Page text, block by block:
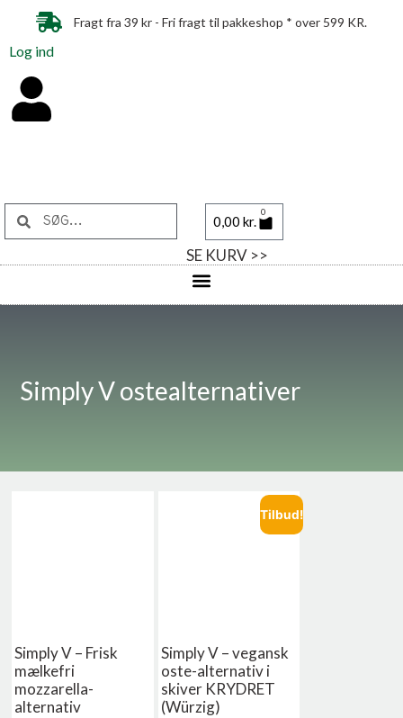
Fragt fra 39 kr - Fri fragt til pakkeshop * over 599 KR.
Log ind
0,00 kr.
0
SE KURV >>
Simply V ostealternativer
Simply V – Frisk
mælkefri
mozzarella-
alternativ
Tilbud!
Simply V – vegansk
oste-alternativ i
skiver KRYDRET
(Würzig)